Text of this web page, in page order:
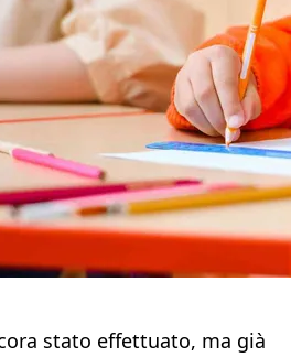
stato effettuato, ma già